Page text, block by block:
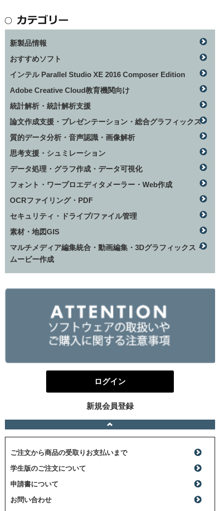
新製品情報
おすすめソフト
インテル Parallel Studio XE 2016 Composer Edition
Adobe Creative Cloud教育機関向け
統計解析・統計解析支援
論文作成支援・プレゼンテーション・総合グラフィックス
質的データ分析・音声認識・画像解析
思考支援・シュミレーション
データ処理・グラフ作成・データ可視化
フォント・ワープロエディタメーラー・Web作成
OCRファイリング・PDF
セキュリティ・ドライブ/ファイル管理
素材・地図GIS
マルチメディア編集統合・動画編集・3Dグラフィックス・
ムービー作成
ログイン
新規会員登録
ご注文から商品の受取りお支払いまで
学生版のご注文について
申請書について
お問い合わせ